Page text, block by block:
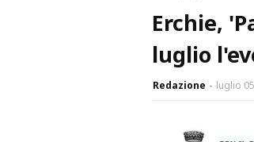
Erchie,
luglio
Redazione luglio